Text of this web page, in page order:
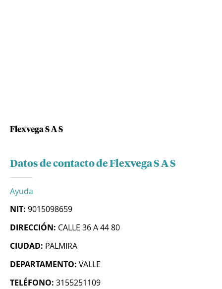
Flexvega S A S
Datos de contacto de Flexvega S A S
Ayuda
NIT: 9015098659
DIRECCIÓN: CALLE 36 A 44 80
CIUDAD: PALMIRA
DEPARTAMENTO: VALLE
TELÉFONO: 3155251109